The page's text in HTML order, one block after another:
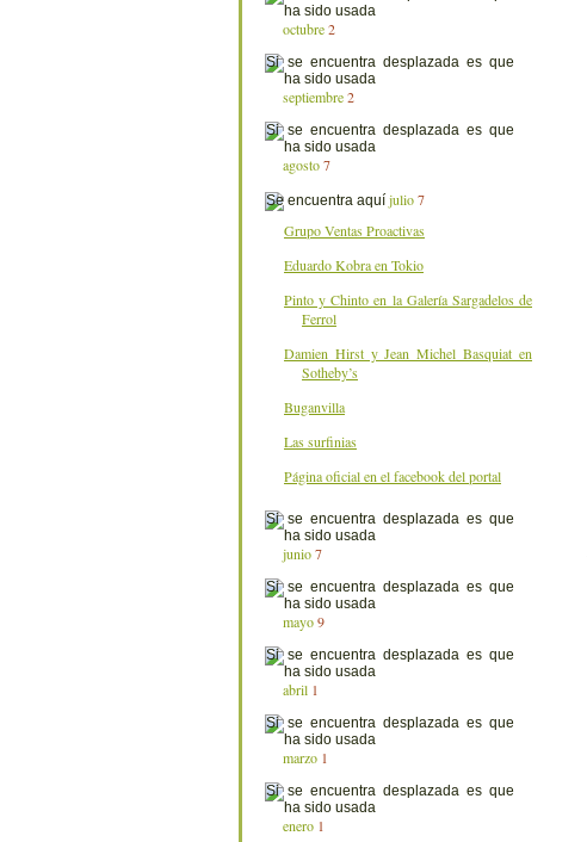
octubre 2
septiembre 2
agosto 7
julio 7
Grupo Ventas Proactivas
Eduardo Kobra en Tokio
Pinto y Chinto en la Galería Sargadelos de
Ferrol
Damien Hirst y Jean Michel Basquiat en
Sotheby’s
Buganvilla
Las surfinias
Página oficial en el facebook del portal
junio 7
mayo 9
abril 1
marzo 1
enero 1